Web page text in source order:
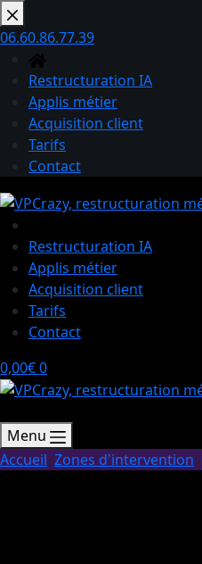
Passer
au
contenu
06.60.86.77.39
Restructuration IA
Applis métier
Acquisition client
Tarifs
Contact
Restructuration IA
Applis métier
Acquisition client
Tarifs
Contact
Panier
d’achat
0,00€0
Menu
Accueil Zones d'intervention